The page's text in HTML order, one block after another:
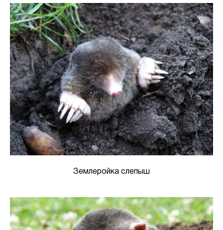
Землеройка слепыш